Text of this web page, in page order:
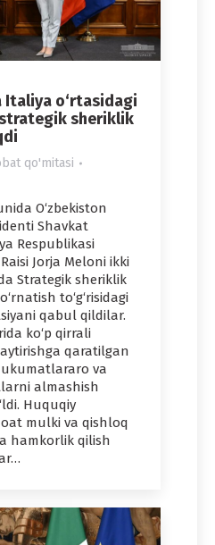
Italiya o‘rtasidagi
sheriklik
qo'mitasi
O‘zbekiston
Shavkat
Respublikasi
Jorja Meloni ikki
Strategik sheriklik
to‘g‘risidagi
qabul qildilar.
ko‘p qirrali
qaratilgan
va
almashish
Huquqiy
mulki va qishloq
hamkorlik qilish